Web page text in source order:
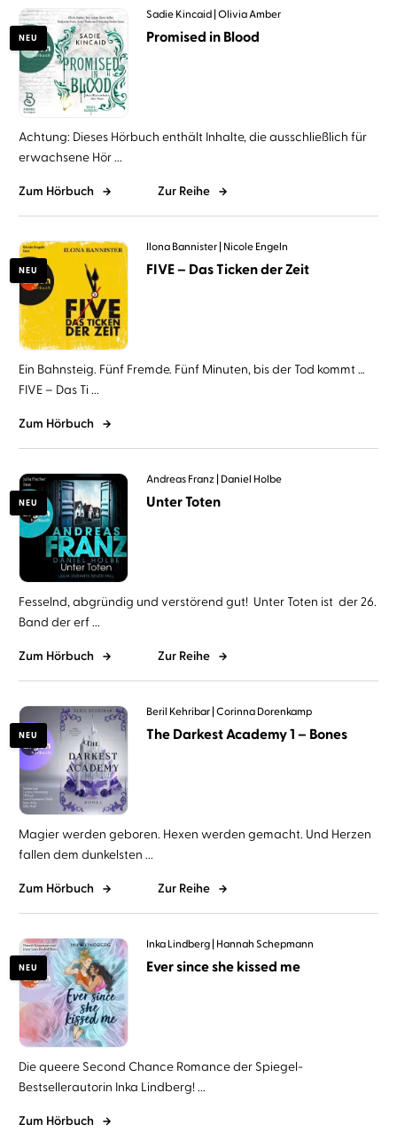
NEU
Sadie Kincaid Olivia Amber
Promised in Blood
Achtung: Dieses Hörbuch enthält Inhalte, die ausschließlich für
erwachsene Hör ...
Zum Hörbuch Zur Reihe
NEU
Ilona Bannister Nicole Engeln
FIVE – Das Ticken der Zeit
Ein Bahnsteig. Fünf Fremde. Fünf Minuten, bis der Tod kommt …
FIVE – Das Ti ...
Zum Hörbuch
NEU
Andreas Franz Daniel Holbe
Unter Toten
Fesselnd, abgründig und verstörend gut! Unter Toten ist der 26.
Band der erf ...
Zum Hörbuch Zur Reihe
NEU
Beril Kehribar Corinna Dorenkamp
The Darkest Academy 1 – Bones
Magier werden geboren. Hexen werden gemacht. Und Herzen
fallen dem dunkelsten ...
Zum Hörbuch Zur Reihe
NEU
Inka Lindberg Hannah Schepmann
Ever since she kissed me
Die queere Second Chance Romance der Spiegel-
Bestsellerautorin Inka Lindberg! ...
Zum Hörbuch